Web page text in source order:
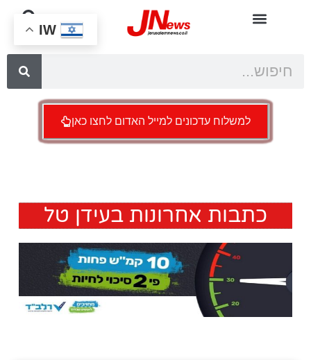
למשלוח עדכונים למייל האדום לחצו כאן
כתבות אחרונות בעידן טל
IW